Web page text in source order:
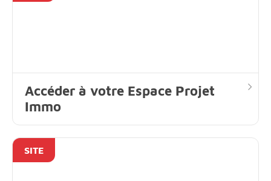
Accéder à votre Espace Projet
Immo
SITE